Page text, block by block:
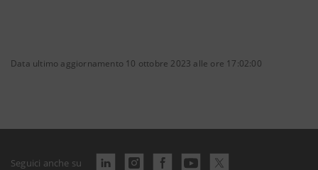
Data ultimo aggiornamento 10 ottobre 2023 alle ore 17:02:00
Seguici anche su